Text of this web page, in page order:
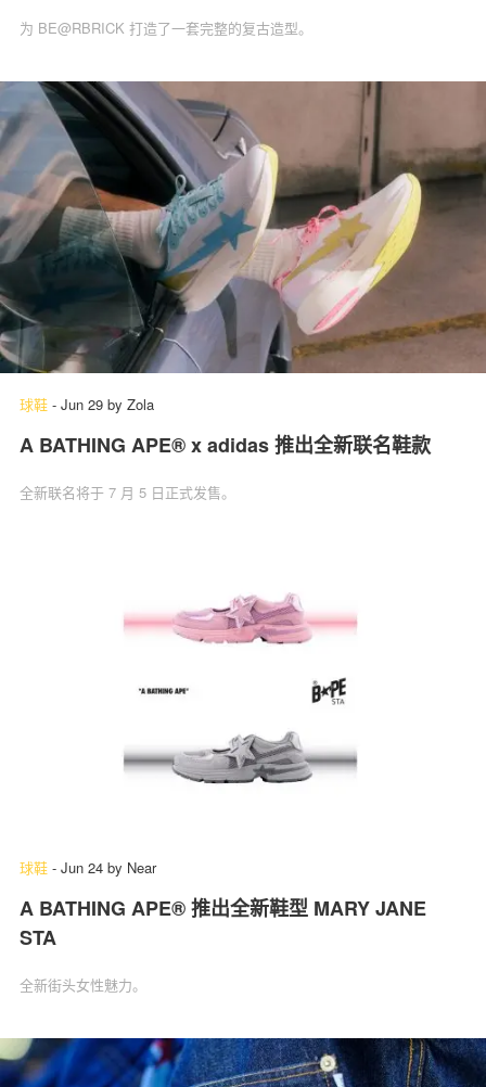
为 BE@RBRICK 打造了一套完整的复古造型。
球鞋 - Jun 29 by Zola
A BATHING APE® x adidas 推出全新联名鞋款
全新联名将于 7 月 5 日正式发售。
球鞋 - Jun 24 by Near
A BATHING APE® 推出全新鞋型 MARY JANE
STA
全新街头女性魅力。